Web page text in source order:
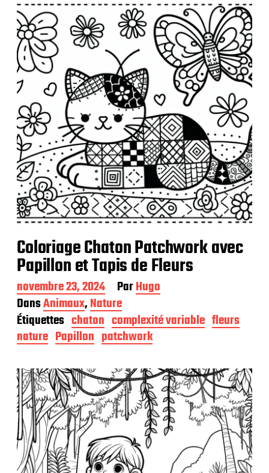
b
l
i
c
a
t
i
o
n
Coloriage Chaton Patchwork avec
Papillon et Tapis de Fleurs
D
a
t
e
d
e
u
b
l
i
c
a
t
i
o
novembre 23, 2024 ParHugo
DansAnimaux,Nature
Étiquettes chaton complexité variable fleurs
nature Papillon patchwork